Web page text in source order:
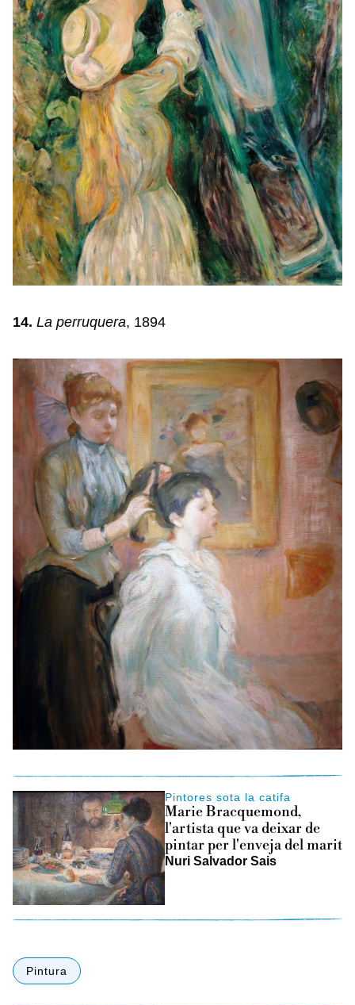
14. La perruquera, 1894
Pintores sota la catifa
Marie Bracquemond,
l'artista que va deixar de
pintar per l'enveja del marit
Nuri Salvador Sais
Pintura